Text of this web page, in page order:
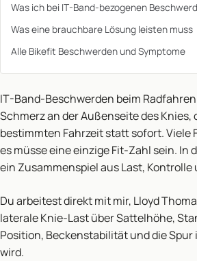
Was ich bei IT-Band-bezogenen
Was eine brauchbare Lösung leisten muss
Alle Bikefit Beschwerden und Symptome
IT-Band-Beschwerden beim
Schmerz an der Außenseite des
bestimmten Fahrzeit statt sofort. Viele
es müsse eine einzige Fit-Zahl sein. In
ein Zusammenspiel aus Last, Kontrolle
Du arbeitest direkt mit mir, Lloyd
laterale Knie-Last über Sattelhöhe,
Position, Beckenstabilität und die
wird.